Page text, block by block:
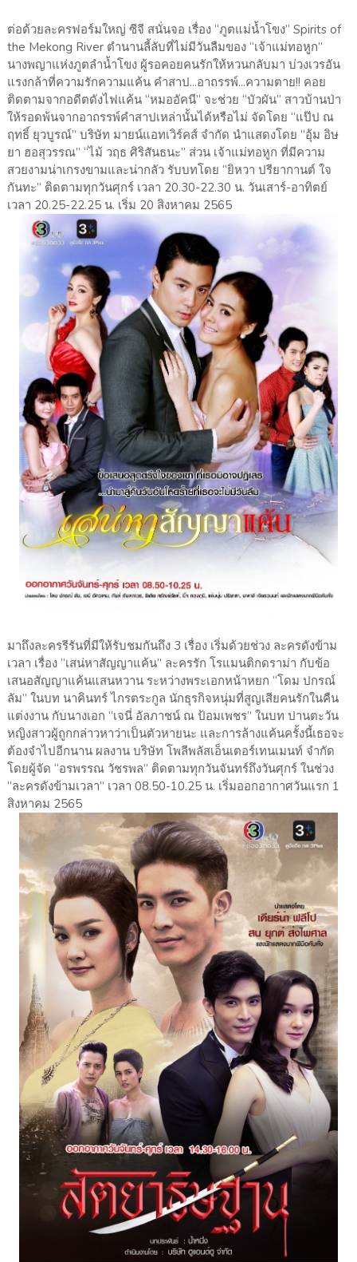
ต่อด้วยละครฟอร์มใหญ่ ซีจี สนั่นจอ เรื่อง “ภูตแม่น้ำโขง” Spirits of
the Mekong River ตำนานลี้ลับที่ไม่มีวันลืมของ “เจ้าแม่ทอหูก”
นางพญาแห่งภูตลำน้ำโขง ผู้รอคอยคนรักให้หวนกลับมา บ่วงเวรอัน
แรงกล้าที่ความรักความแค้น คำสาป...อาถรรพ์...ความตาย!! คอย
ติดตามจากอดีตดังไฟแค้น “หมออัคนี” จะช่วย “บัวผัน” สาวบ้านป่า
ให้รอดพ้นจากอาถรรพ์คำสาปเหล่านั้นได้หรือไม่ จัดโดย “แป๊ป ณ
ฤทธิ์ ยุวบูรณ์” บริษัท มายน์แอทเวิร์คส์ จำกัด นำแสดงโดย “อุ้ม อิษ
ยา ฮอสุวรรณ” “ไม้ วฤธ ศิริสันธนะ” ส่วน เจ้าแม่ทอหูก ที่มีความ
สวยงามน่าเกรงขามและน่ากลัว รับบทโดย “ยิหวา ปรียากานต์ ใจ
กันทะ” ติดตามทุกวันศุกร์ เวลา 20.30-22.30 น. วันเสาร์-อาทิตย์
เวลา 20.25-22.25 น. เริ่ม 20 สิงหาคม 2565
มาถึงละครรีรันที่มีให้รับชมกันถึง 3 เรื่อง เริ่มด้วยช่วง ละครดังข้าม
เวลา เรื่อง “เสน่หาสัญญาแค้น” ละครรัก โรแมนติกดราม่า กับข้อ
เสนอสัญญาแค้นแสนหวาน ระหว่างพระเอกหน้าหยก “โดม ปกรณ์
ลัม” ในบท นาคินทร์ ไกรตระกูล นักธุรกิจหนุ่มที่สูญเสียคนรักในคืน
แต่งงาน กับนางเอก “เจนี่ อัลภาชน์ ณ ป้อมเพชร” ในบท ปานตะวัน
หญิงสาวผู้ถูกกล่าวหาว่าเป็นตัวหายนะ และการล้างแค้นครั้งนี้เธอจะ
ต้องจำไปอีกนาน ผลงาน บริษัท โพลีพลัสเอ็นเตอร์เทนเมนท์ จำกัด
โดยผู้จัด “อรพรรณ วัชรพล” ติดตามทุกวันจันทร์ถึงวันศุกร์ ในช่วง
“ละครดังข้ามเวลา” เวลา 08.50-10.25 น. เริ่มออกอากาศวันแรก 1
สิงหาคม 2565